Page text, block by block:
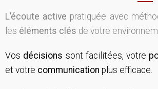
L’écoute active pratiquée avec
les éléments clés de votre
Vos décisions sont facilitées, votre
et votre communication plus efficace.